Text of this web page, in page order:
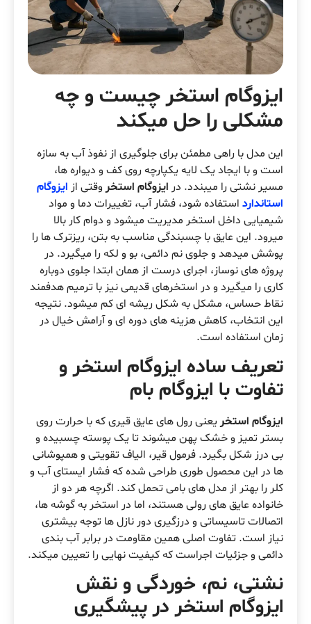
ایزوگام استخر چیست و چه
مشکلی را حل میکند
این مدل با راهی مطمئن برای جلوگیری از نفوذ آب به سازه
است و با ایجاد یک لایه یکپارچه روی کف و دیواره ها،
مسیر نشتی را میبندد. در ایزوگام استخروقتی از ایزوگام
استاندارد استفاده شود، فشار آب، تغییرات دما و مواد
شیمیایی داخل استخر مدیریت میشود و دوام کار بالا
میرود. این عایق با چسبندگی مناسب به بتن، ریزترک ها را
پوشش میدهد و جلوی نم دائمی، بو و لکه را میگیرد. در
پروژه های نوساز، اجرای درست از همان ابتدا جلوی دوباره
کاری را میگیرد و در استخرهای قدیمی نیز با ترمیم هدفمند
نقاط حساس، مشکل به شکل ریشه ای کم میشود. نتیجه
این انتخاب، کاهش هزینه های دوره ای و آرامش خیال در
زمان استفاده است.
تعریف ساده ایزوگام استخر و
تفاوت با ایزوگام بام
ایزوگام استخر یعنی رول های عایق قیری که با حرارت روی
بستر تمیز و خشک پهن میشوند تا یک پوسته چسبیده و
بی درز شکل بگیرد. فرمول قیر، الیاف تقویتی و همپوشانی
ها در این محصول طوری طراحی شده که فشار ایستای آب و
کلر را بهتر از مدل های بامی تحمل کند. اگرچه هر دو از
خانواده عایق های رولی هستند، اما در استخر به گوشه ها،
اتصالات تاسیساتی و درزگیری دور نازل ها توجه بیشتری
نیاز است. تفاوت اصلی همین مقاومت در برابر آب بندی
دائمی و جزئیات اجراست که کیفیت نهایی را تعیین میکند.
نشتی، نم، خوردگی و نقش
ایزوگام استخر در پیشگیری